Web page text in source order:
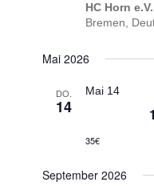
HC Horn e.V.
Bremen,
Mai 2026
DO.
14
Mai 14
35€
September 2026